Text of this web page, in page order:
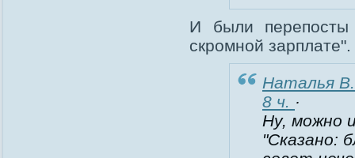
И были перепосты
скромной зарплате".
Наталья
8 ч. ·
Ну, можно
"Сказано: